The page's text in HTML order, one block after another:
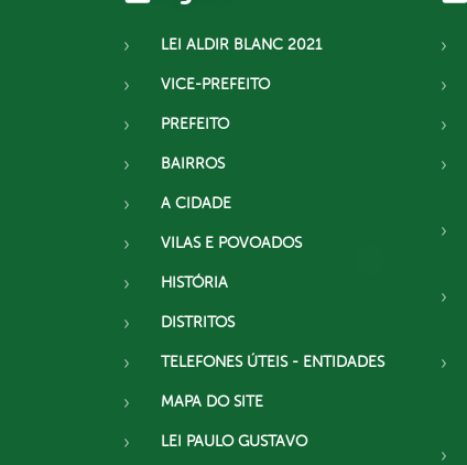
LEI ALDIR BLANC 2021
VICE-PREFEITO
PREFEITO
BAIRROS
A CIDADE
VILAS E POVOADOS
HISTÓRIA
DISTRITOS
TELEFONES ÚTEIS - ENTIDADES
MAPA DO SITE
LEI PAULO GUSTAVO